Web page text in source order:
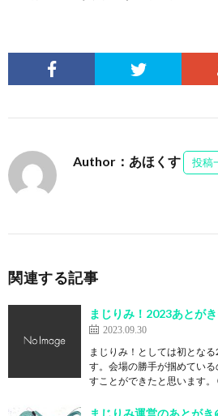
Author：あほくす 投稿
関連する記事
まじりみ！2023あとが
2023.09.30
まじりみ！としては初とな
す。会場の勝手が掴めてい
すことができたと思います
まじりみ運営のあとがき